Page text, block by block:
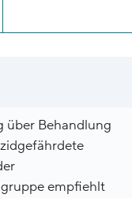
über Behandlung
empfiehlt